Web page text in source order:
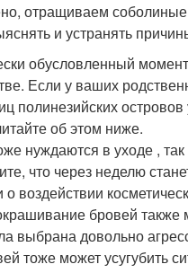
отращиваем
и устранять
обусловленный
Если у ваших
полинезийских
об этом ниже.
нуждаются в уходе ,
что через неделю
о воздействии
бровей
выбрана довольно
тоже может усугубить